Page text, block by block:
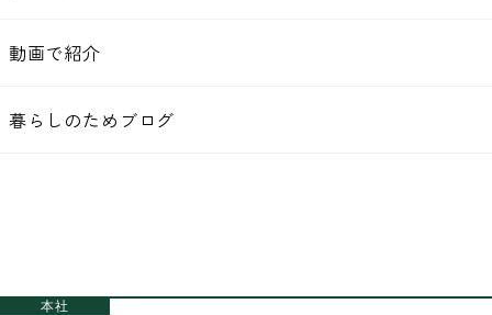
動画で紹介
暮らしのためブログ
本社